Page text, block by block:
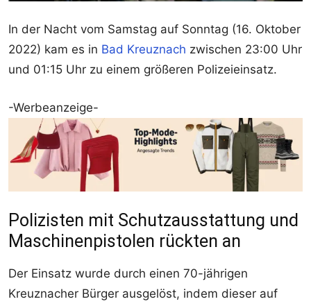
In der Nacht vom Samstag auf Sonntag (16. Oktober
2022) kam es in Bad Kreuznach zwischen 23:00 Uhr
und 01:15 Uhr zu einem größeren Polizeieinsatz.
-Werbeanzeige-
Polizisten mit Schutzausstattung und
Maschinenpistolen rückten an
Der Einsatz wurde durch einen 70-jährigen
Kreuznacher Bürger ausgelöst, indem dieser auf